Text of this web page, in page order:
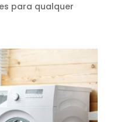
para qualquer